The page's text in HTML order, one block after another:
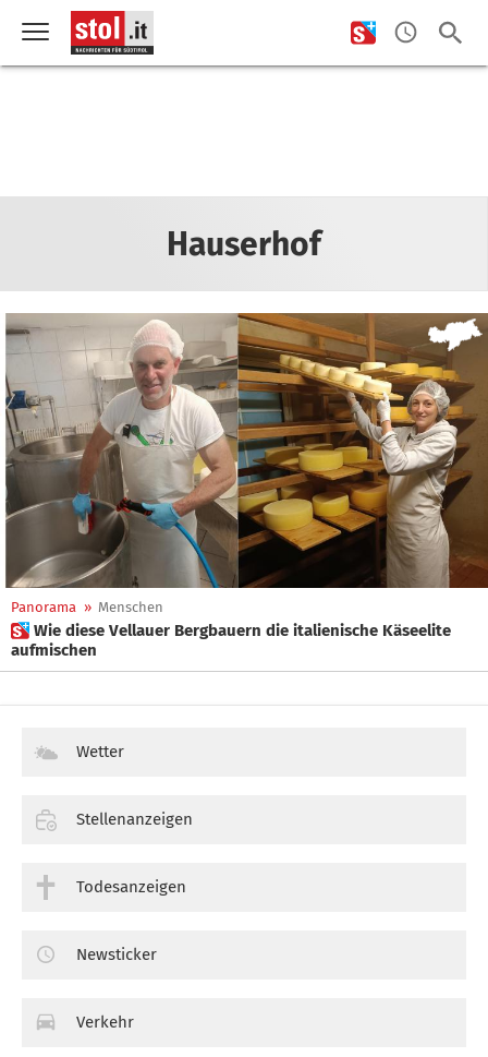
Hauserhof
Panorama » Menschen
 Wie diese Vellauer Bergbauern die italienische Käseelite
aufmischen
Wetter
Stellenanzeigen
Todesanzeigen
Newsticker
Verkehr